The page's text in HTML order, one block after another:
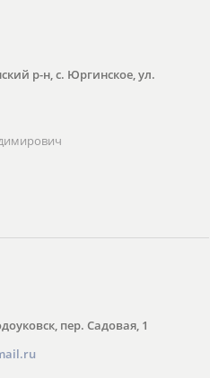
р-н, с. Юргинское, ул.
пер. Садовая, 1